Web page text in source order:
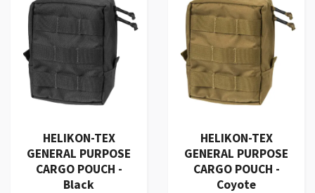
HELIKON-TEX
GENERAL PURPOSE
CARGO POUCH -
Black
HELIKON-TEX
GENERAL PURPOSE
CARGO POUCH -
Coyote